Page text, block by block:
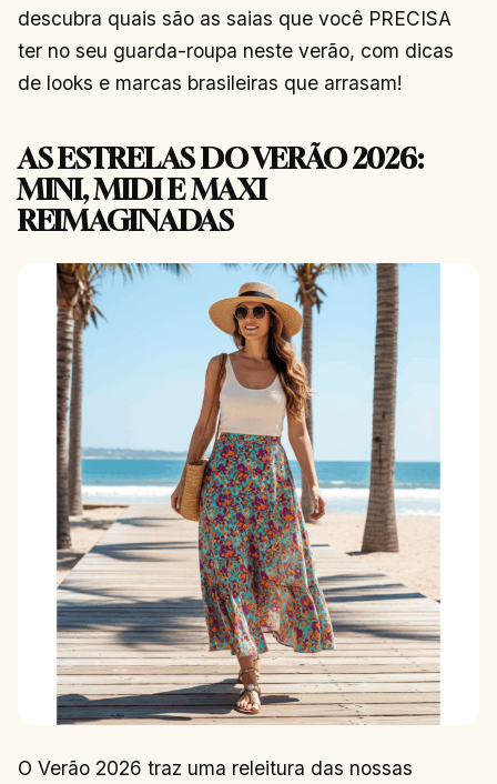
descubra quais são as saias que você PRECISA
ter no seu guarda-roupa neste verão, com dicas
de looks e marcas brasileiras que arrasam!
AS ESTRELAS DO VERÃO 2026:
MINI, MIDI E MAXI
REIMAGINADAS
O Verão 2026 traz uma releitura das nossas